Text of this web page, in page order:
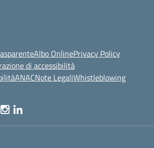
Albo OnlinePrivacy Policy
di accessibilità
ANACNote LegaliWhistleblowing